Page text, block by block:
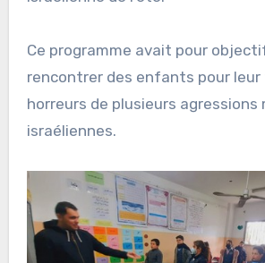
Ce programme avait pour
rencontrer des enfants pour leur
horreurs de plusieurs agressions
israéliennes.